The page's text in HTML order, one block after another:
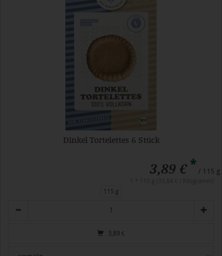
Dinkel Tortelettes 6 Stück
3,89 €* / 115 g
115 g
3,89 €